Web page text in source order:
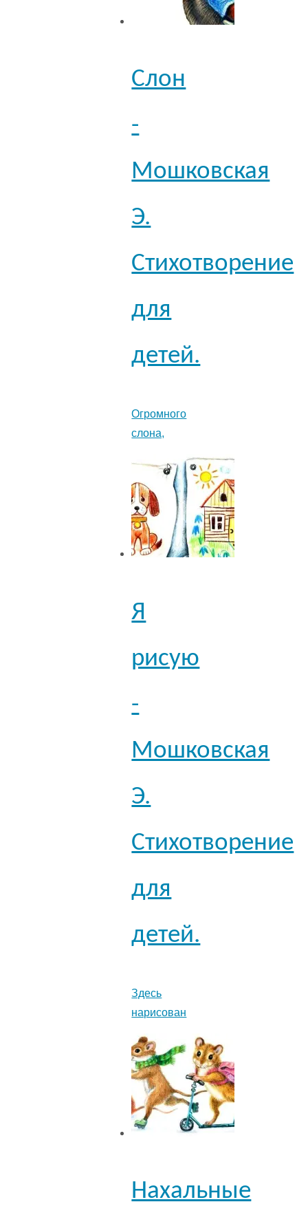
Слон
-
Мошковская
Э.
Стихотворение
для
детей.
Огpомного
слона,
Я
рисую
-
Мошковская
Э.
Стихотворение
для
детей.
Здесь
нарисован
Нахальные